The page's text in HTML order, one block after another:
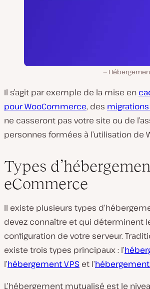
Il s’agit par exemple de la mise en
pour WooCommerce, des
ne casseront pas votre site ou de
personnes formées à l’utilisation de
Types
eCommerce
Il existe plusieurs types
devez connaître et qui déterminent
configuration de votre serveur.
existe trois types principaux : l’
l’hébergement VPS et l’
L’hébergement mutualisé est le